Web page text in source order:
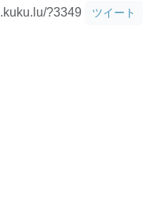
?3349 ツイート